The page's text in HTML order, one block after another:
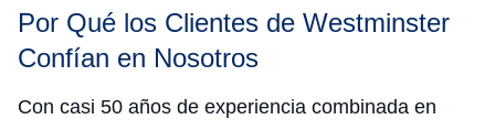
Por Qué los Clientes de Westminster
Confían en Nosotros
Con casi 50 años de experiencia combinada en